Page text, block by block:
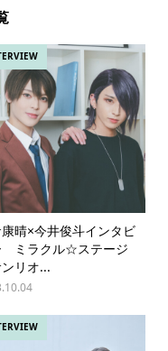
晴×今井俊斗インタビ
ミラクル☆ステージ
ンリオ...